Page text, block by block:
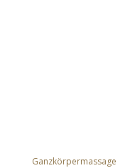
Ganzkörpermassage